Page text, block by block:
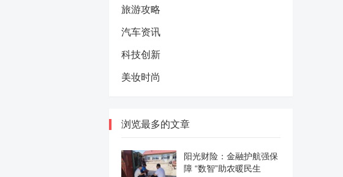
旅游攻略
汽车资讯
科技创新
美妆时尚
浏览最多的文章
阳光财险：金融护航强保
障 “数智”助农暖民生